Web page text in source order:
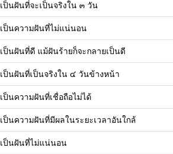
เป็นฝันที่จะเป็นจริงใน ๓ วัน
เป็นความฝันที่ไม่แน่นอน
เป็นฝันที่ดี แม้ฝันร้ายก็จะกลายเป็นดี
เป็นฝันที่เป็นจริงใน ๔ วันข้างหน้า
เป็นความฝันที่เชื่อถือไม่ได้
เป็นความฝันที่มีผลในระยะเวลาอันใกล้
เป็นฝันที่ไม่แน่นอน